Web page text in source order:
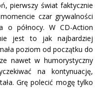
pierwszy świat faktycznie
czar grywalności
o północy. W CD-Action
jest to jak najbardziej
poziom od początku do
nawet w humorystyczny
na kontynuację,
Grę polecić mogę tylko